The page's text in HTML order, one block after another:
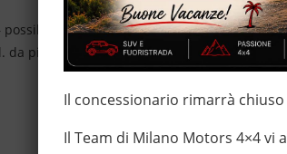
di estensione della garanzia con i
da più di 20 anni Numeri Uno Nei
Il concessionario rimarrà
Il Team di Milano Motors 4×4 vi